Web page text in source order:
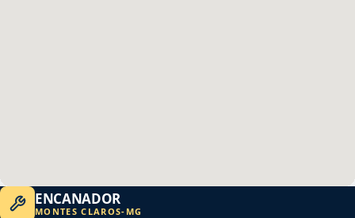
ENCANADOR
MONTES CLAROS- MG